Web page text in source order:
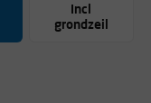
Incl
grondzeil